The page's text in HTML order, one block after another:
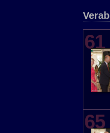
61
65